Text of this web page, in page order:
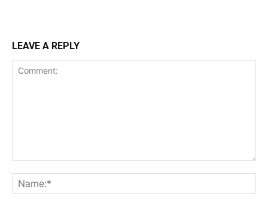
LEAVE A REPLY